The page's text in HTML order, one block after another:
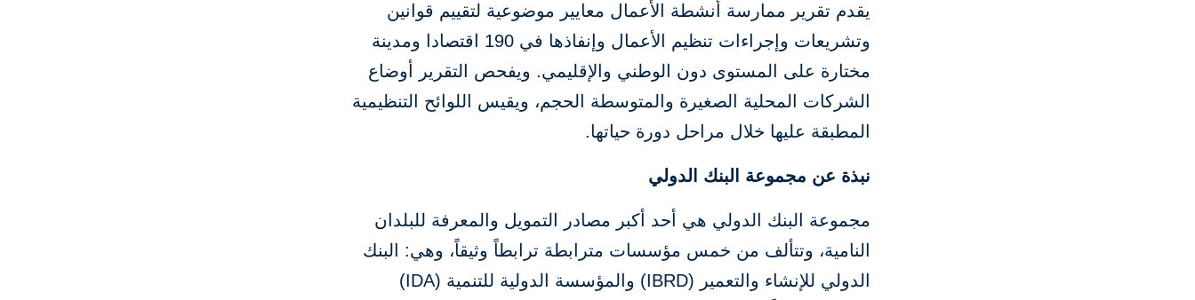
يقدم تقرير ممارسة أنشطة الأعمال معايير موضوعية لتقييم قوانين
وتشريعات وإجراءات تنظيم الأعمال وإنفاذها في 190 اقتصادا ومدينة
مختارة على المستوى دون الوطني والإقليمي. ويفحص التقرير أوضاع
الشركات المحلية الصغيرة والمتوسطة الحجم، ويقيس اللوائح التنظيمية
المطبقة عليها خلال مراحل دورة حياتها.
نبذة عن مجموعة البنك الدولي
مجموعة البنك الدولي هي أحد أكبر مصادر التمويل والمعرفة للبلدان
النامية، وتتألف من خمس مؤسسات مترابطة ترابطاً وثيقاً، وهي: البنك
الدولي للإنشاء والتعمير (IBRD) والمؤسسة الدولية للتنمية (IDA)